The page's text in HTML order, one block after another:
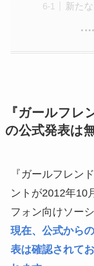
新た
『ガールフレ
の公式発表は
『ガールフレン
ントが2012年10
フォン向けソー
現在、公式から
表は確認されて